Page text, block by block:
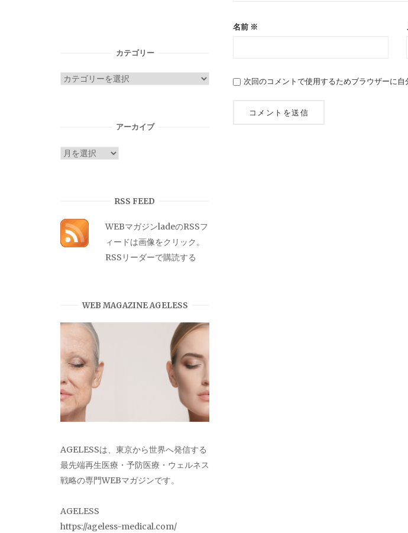
名前 ※
次回のコメントで使用するためブラウザーに
カテゴリー
カ
アーカイブ
ア
RSS FEED
WEBマガジンladeのRSSフ
ィードは画像をクリック。
RSSリーダーで購読する
WEB MAGAZINE AGELESS
AGELESSは、東京から世界へ発信する
最先端再生医療・予防医療・ウェルネス
戦略の専門WEBマガジンです。
AGELESS
https://ageless-medical.com/